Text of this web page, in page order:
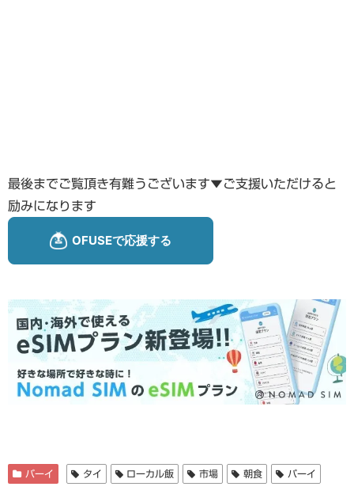
最後までご覧頂き有難うございます▼ご支援いただけると
励みになります
パーイ タイ ローカル飯 市場 朝食 パーイ